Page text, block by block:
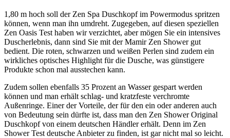
1,80 m hoch soll der Zen Spa Duschkopf im Powermodus spritzen
können, wenn man ihn umdreht. Zugegeben, auf diesen speziellen
Zen Oasis Test haben wir verzichtet, aber mögen Sie ein intensives
Duscherlebnis, dann sind Sie mit der Mamir Zen Shower gut
bedient. Die roten, schwarzen und weißen Perlen sind zudem ein
wirkliches optisches Highlight für die Dusche, was günstigere
Produkte schon mal ausstechen kann.
Zudem sollen ebenfalls 35 Prozent an Wasser gespart werden
können und man erhält schlag- und kratzfeste verchromte
Außenringe. Einer der Vorteile, der für den ein oder anderen auch
von Bedeutung sein dürfte ist, dass man den Zen Shower Original
Duschkopf von einem deutschen Händler erhält. Denn im Zen
Shower Test deutsche Anbieter zu finden, ist gar nicht mal so leicht.